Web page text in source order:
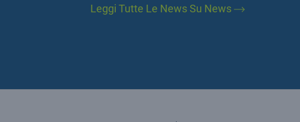
Leggi Tutte Le News Su News